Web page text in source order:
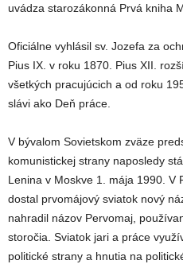
uvádza starozákonná Prvá kniha
Oficiálne vyhlásil sv. Jozefa za
Pius IX. v roku 1870. Pius XII.
všetkých pracujúcich a od roku
slávi ako Deň práce.
V bývalom Sovietskom zväze
komunistickej strany naposledy
Lenina v Moskve 1. mája 1990. V
dostal prvomájový sviatok nový
nahradil názov Pervomaj,
storočia. Sviatok jari a práce
politické strany a hnutia na